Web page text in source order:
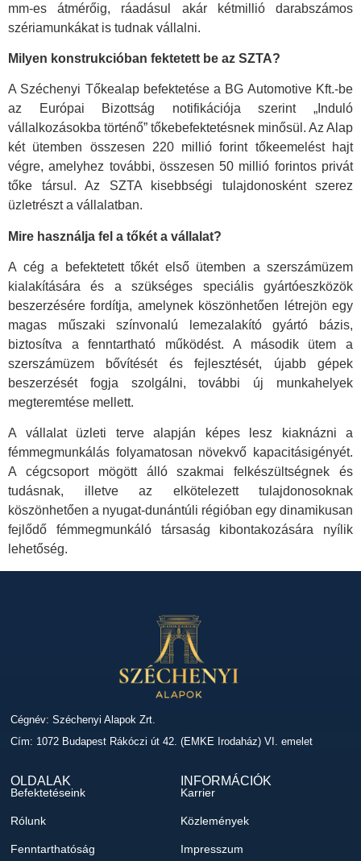
mm-es átmérőig, ráadásul akár kétmillió darabszámos
szériamunkákat is tudnak vállalni.
Milyen konstrukcióban fektetett be az SZTA?
A Széchenyi Tőkealap befektetése a BG Automotive Kft.-be
az Európai Bizottság notifikációja szerint „Induló
vállalkozásokba történő” tőkebefektetésnek minősül. Az Alap
két ütemben összesen 220 millió forint tőkeemelést hajt
végre, amelyhez további, összesen 50 millió forintos privát
tőke társul. Az SZTA kisebbségi tulajdonosként szerez
üzletrészt a vállalatban.
Mire használja fel a tőkét a vállalat?
A cég a befektetett tőkét első ütemben a szerszámüzem
kialakítására és a szükséges speciális gyártóeszközök
beszerzésére fordítja, amelynek köszönhetően létrejön egy
magas műszaki színvonalú lemezalakító gyártó bázis,
biztosítva a fenntartható működést. A második ütem a
szerszámüzem bővítését és fejlesztését, újabb gépek
beszerzését fogja szolgálni, további új munkahelyek
megteremtése mellett.
A vállalat üzleti terve alapján képes lesz kiaknázni a
fémmegmunkálás folyamatosan növekvő kapacitásigényét.
A cégcsoport mögött álló szakmai felkészültségnek és
tudásnak, illetve az elkötelezett tulajdonosoknak
köszönhetően a nyugat-dunántúli régióban egy dinamikusan
fejlődő fémmegmunkáló társaság kibontakozására nyílik
lehetőség.
Cégnév: Széchenyi Alapok Zrt.
Cím: 1072 Budapest Rákóczi út 42. (EMKE Irodaház) VI. emelet
OLDALAK
Befektetéseink
Rólunk
Fenntarthatóság
INFORMÁCIÓK
Karrier
Közlemények
Impresszum